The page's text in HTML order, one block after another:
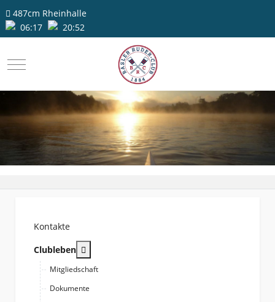
487cm Rheinhalle
06:17
20:52
Mobile Menu Toggle
Kontakte
Clubleben
Mitgliedschaft
Dokumente